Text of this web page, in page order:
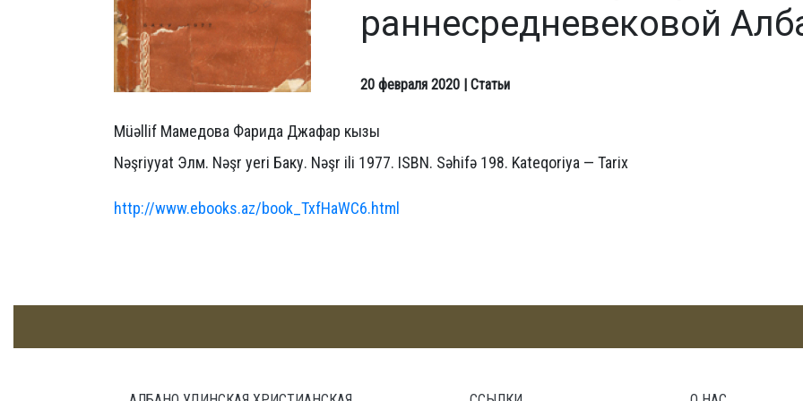
раннесредневековой
20 февраля 2020 | Статьи
Müəllif Мамедова Фарида Джафар кызы
Nəşriyyat Элм. Nəşr yeri Баку. Nəşr ili 1977. ISBN. Səhifə 198. Kateqoriya — Tarix
http://www.ebooks.az/book_TxfHaWC6.html